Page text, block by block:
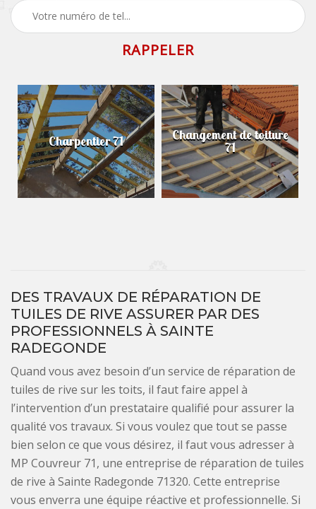
Charpentier 71 Changement de toiture
71
DES TRAVAUX DE RÉPARATION DE
TUILES DE RIVE ASSURER PAR DES
PROFESSIONNELS À SAINTE
RADEGONDE
Quand vous avez besoin d’un service de réparation de
tuiles de rive sur les toits, il faut faire appel à
l’intervention d’un prestataire qualifié pour assurer la
qualité vos travaux. Si vous voulez que tout se passe
bien selon ce que vous désirez, il faut vous adresser à
MP Couvreur 71, une entreprise de réparation de tuiles
de rive à Sainte Radegonde 71320. Cette entreprise
vous enverra une équipe réactive et professionnelle. Si